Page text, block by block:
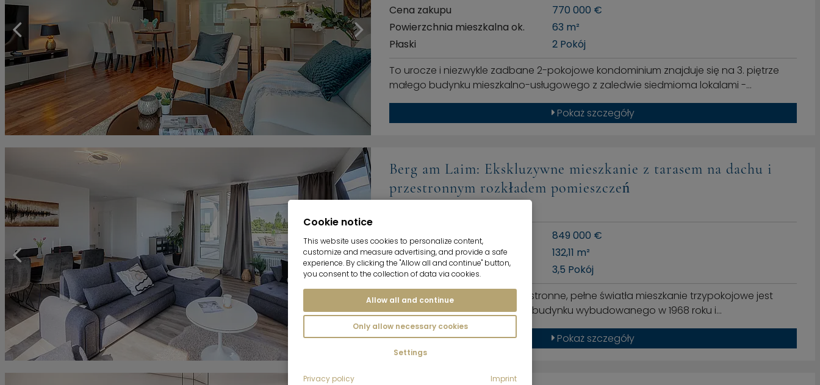
Cena zakupu
770 000 €
Powierzchnia mieszkalna ok.
63 m²
Płaski
2 Pokój
To urocze i niezwykle zadbane 2-pokojowe kondominium znajduje się na 3. piętrze
małego budynku mieszkalno-usługowego z zaledwie siedmioma lokalami -…
Pokaż szczegóły
Berg am Laim: Ekskluzywne mieszkanie z tarasem na dachu i
przestronnym rozkładem pomieszczeń
Cena zakupu
849 000 €
Powierzchnia mieszkalna ok.
132,11 m²
Terrassenwohnung
3,5 Pokój
Dostępne od sierpnia To przestronne, pełne światła mieszkanie trzypokojowe jest
jedynym lokalem na 4. piętrze budynku wybudowanego w 1968 roku i…
Pokaż szczegóły
Cookie notice
This website uses cookies to personalize content,
customize and measure advertising, and provide a safe
experience. By clicking the "Allow all and continue" button,
you consent to the collection of data via cookies.
Allow all and continue
Only allow necessary cookies
Settings
Privacy policy Imprint